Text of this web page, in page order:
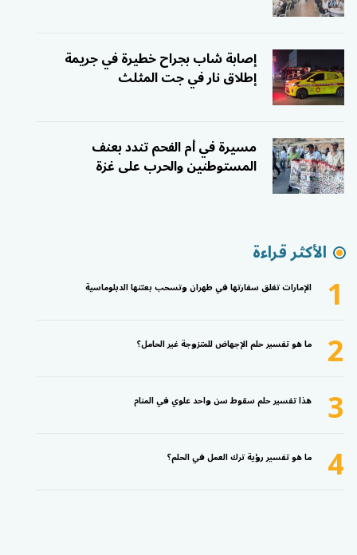
إصابة شاب بجراح خطيرة في جريمة
إطلاق نار في جت المثلث
مسيرة في أم الفحم تندد بعنف
المستوطنين والحرب على غزة
الأكثر قراءة
1 الإمارات تغلق سفارتها في طهران وتسحب بعثتها الدبلوماسية
2 ما هو تفسير حلم الإجهاض للمتزوجة غير الحامل؟
3 هذا تفسير حلم سقوط سن واحد علوي في المنام
4 ما هو تفسير رؤية ترك العمل في الحلم؟